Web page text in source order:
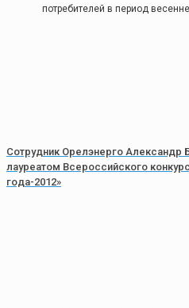
потребителей в период
Сотрудник Орелэнерго Александр
лауреатом Всероссийского
года-2012»